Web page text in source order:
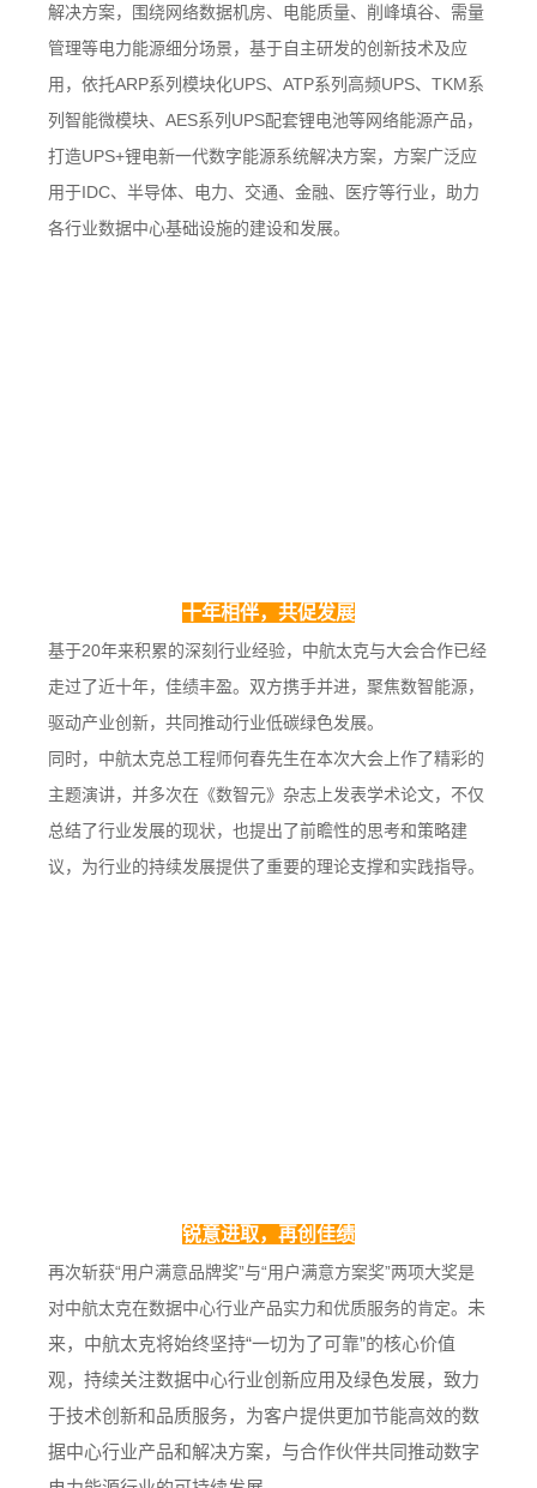
解决方案，围绕网络数据机房、电能质量、削峰填谷、需量
管理等电力能源细分场景，基于自主研发的创新技术及应
用，依托ARP系列模块化UPS、ATP系列高频UPS、TKM系
列智能微模块、AES系列UPS配套锂电池等网络能源产品，
打造UPS+锂电新一代数字能源系统解决方案，方案广泛应
用于IDC、半导体、电力、交通、金融、医疗等行业，助力
各行业数据中心基础设施的建设和发展。
十年相伴，共促发展
基于20年来积累的深刻行业经验，中航太克与大会合作已经
走过了近十年，佳绩丰盈。双方携手并进，聚焦数智能源，
驱动产业创新，共同推动行业低碳绿色发展。
同时，中航太克总工程师何春先生在本次大会上作了精彩的
主题演讲，并多次在《数智元》杂志上发表学术论文，不仅
总结了行业发展的现状，也提出了前瞻性的思考和策略建
议，为行业的持续发展提供了重要的理论支撑和实践指导。
锐意进取，再创佳绩
再次斩获“用户满意品牌奖”与“用户满意方案奖”两项大奖是
对中航太克在数据中心行业产品实力和优质服务的肯定。 未
来，中航太克将始终坚持“一切为了可靠”的核心价值
观，持续关注数据中心行业创新应用及绿色发展，致力
于技术创新和品质服务，为客户提供更加节能高效的数
据中心行业产品和解决方案，与合作伙伴共同推动数字